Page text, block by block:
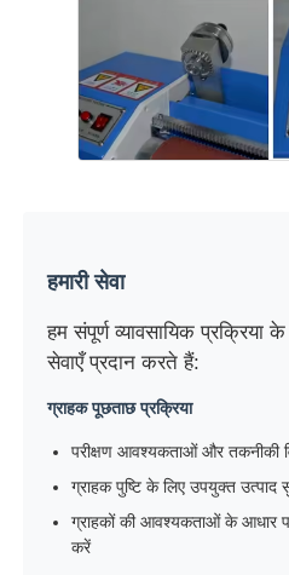
हमारी सेवा
हम संपूर्ण व्यावसायिक प्रक्रिया के
सेवाएँ प्रदान करते हैं:
ग्राहक पूछताछ प्रक्रिया
परीक्षण आवश्यकताओं और तकनीकी
ग्राहक पुष्टि के लिए उपयुक्त उत्पाद
ग्राहकों की आवश्यकताओं के आधार पर
करें